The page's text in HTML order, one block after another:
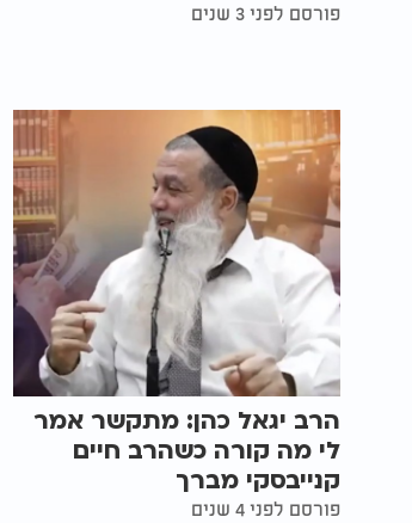
פורסם לפני 3 שנים
הרב יגאל כהן: מתקשר אמר
לי מה קורה כשהרב חיים
קנייבסקי מברך
פורסם לפני 4 שנים